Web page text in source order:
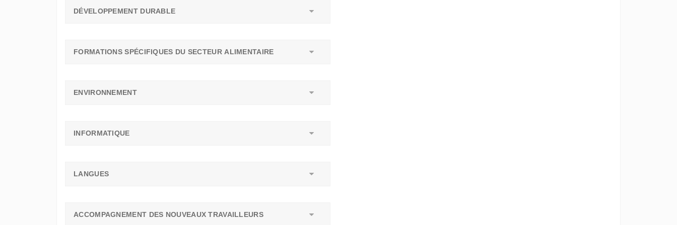
DÉVELOPPEMENT DURABLE
FORMATIONS SPÉCIFIQUES DU SECTEUR ALIMENTAIRE
ENVIRONNEMENT
INFORMATIQUE
LANGUES
ACCOMPAGNEMENT DES NOUVEAUX TRAVAILLEURS